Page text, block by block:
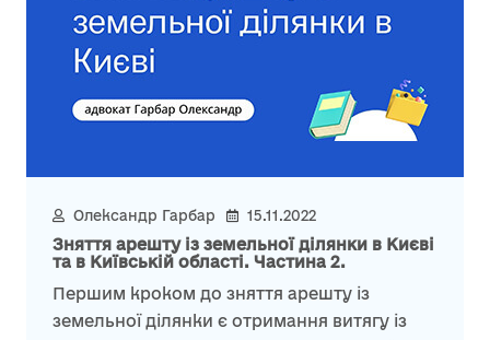
Олександр Гарбар 15.11.2022
Зняття арешту із земельної ділянки в Києві
та в Київській області. Частина 2.
Першим кроком до зняття арешту із
земельної ділянки є отримання витягу із